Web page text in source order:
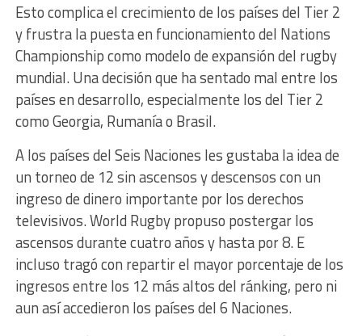
Esto complica el crecimiento de los países del Tier 2
y frustra la puesta en funcionamiento del Nations
Championship como modelo de expansión del rugby
mundial. Una decisión que ha sentado mal entre los
países en desarrollo, especialmente los del Tier 2
como Georgia, Rumanía o Brasil.
A los países del Seis Naciones les gustaba la idea de
un torneo de 12 sin ascensos y descensos con un
ingreso de dinero importante por los derechos
televisivos. World Rugby propuso postergar los
ascensos durante cuatro años y hasta por 8. E
incluso tragó con repartir el mayor porcentaje de los
ingresos entre los 12 más altos del ránking, pero ni
aun así accedieron los países del 6 Naciones.